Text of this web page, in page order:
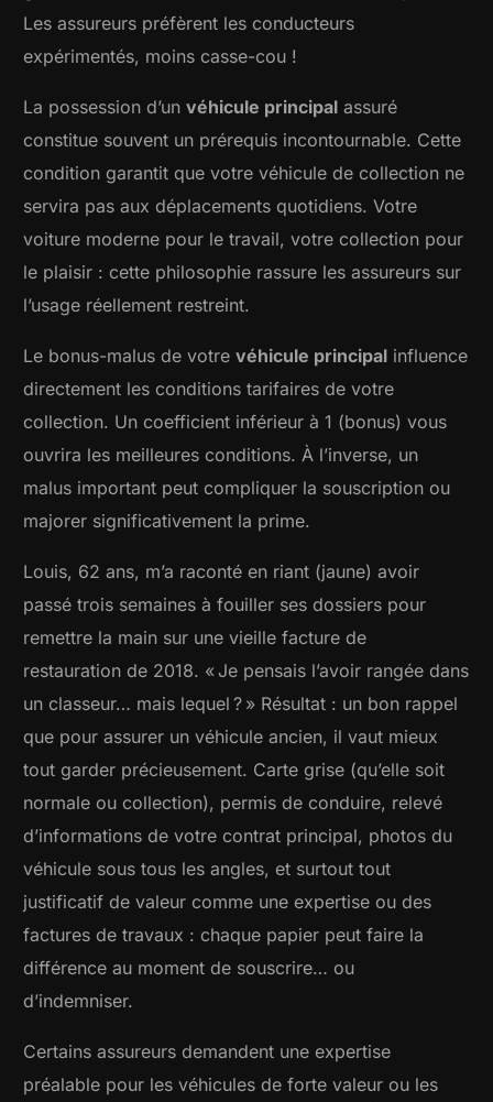
Les assureurs préfèrent les conducteurs
expérimentés, moins casse-cou !
La possession d’unvéhicule principal assuré
constitue souvent un prérequis incontournable. Cette
condition garantit que votre véhicule de collection ne
servira pas aux déplacements quotidiens. Votre
voiture moderne pour le travail, votre collection pour
le plaisir : cette philosophie rassure les assureurs sur
l’usage réellement restreint.
Le bonus-malus de votrevéhicule principal influence
directement les conditions tarifaires de votre
collection. Un coefficient inférieur à 1 (bonus) vous
ouvrira les meilleures conditions. À l’inverse, un
malus important peut compliquer la souscription ou
majorer significativement la prime.
Louis, 62 ans, m’a raconté en riant (jaune) avoir
passé trois semaines à fouiller ses dossiers pour
remettre la main sur une vieille facture de
restauration de 2018. « Je pensais l’avoir rangée dans
un classeur… mais lequel ? » Résultat : un bon rappel
que pour assurer un véhicule ancien, il vaut mieux
tout garder précieusement. Carte grise (qu’elle soit
normale ou collection), permis de conduire, relevé
d’informations de votre contrat principal, photos du
véhicule sous tous les angles, et surtout tout
justificatif de valeur comme une expertise ou des
factures de travaux : chaque papier peut faire la
différence au moment de souscrire… ou
d’indemniser.
Certains assureurs demandent une expertise
préalable pour les véhicules de forte valeur ou les